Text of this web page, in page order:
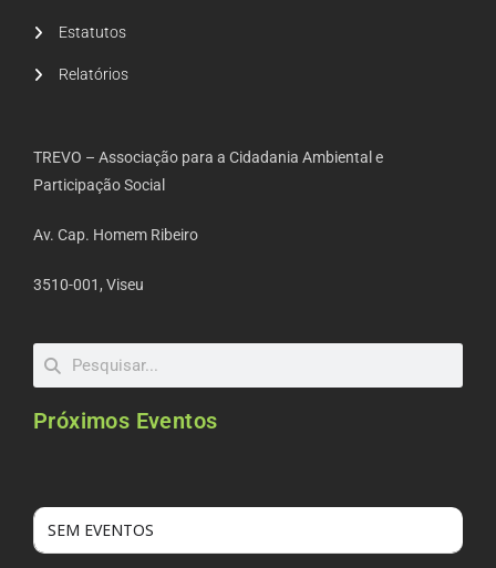
Estatutos
Relatórios
TREVO – Associação para a Cidadania Ambiental e
Participação Social
Av. Cap. Homem Ribeiro
3510-001, Viseu
Próximos Eventos
SEM EVENTOS